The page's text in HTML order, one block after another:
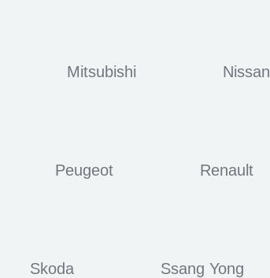
Mitsubishi Nissan
Peugeot Renault
Skoda Ssang Yong